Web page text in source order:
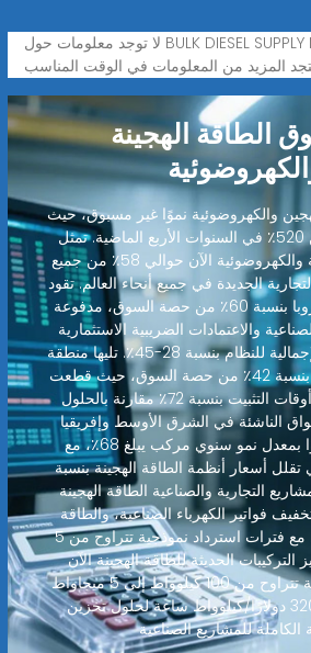
لا توجد معلومات حول BULK DIESEL SUPPLY MMABATHO في الوقت
الطاقة الهجينة
والكهروضوئية نموًا غير مسبوق، حيث
زاد الطلب بأكثر من 520٪ في السنوات الأربع الماضية. تمثل
أنظمة الطاقة الهجينة والكهروضوئية الآن حوالي 58٪ من جميع
الجديدة في جميع أنحاء العالم. تقود
أمريكا الشمالية وأوروبا بنسبة 60٪ من حصة السوق، مدفوعة
والاعتمادات الضريبية الاستثمارية
التي تقلل التكاليف الإجمالية للنظام بنسبة 28-45٪. تليها منطقة
آسيا والمحيط الهادئ بنسبة 42٪ من حصة السوق، حيث قطعت
التصاميم المعيارية أوقات التثبيت بنسبة 72٪ مقارنة بالحلول
الناشئة في الشرق الأوسط وإفريقيا
أسرع المناطق نموًا بمعدل نمو سنوي مركب يبلغ 68٪، مع
تقلل أسعار أنظمة الطاقة الهجينة بنسبة
التجارية والصناعية الطاقة الهجينة
فواتير الكهرباء الصناعية، والطاقة
الاحتياطية للطوارئ، مع فترات استرداد نموذجية تتراوح من 5
التركيبات الحديثة للطاقة الهجينة الآن
بأنظمة متكاملة بسعة تتراوح من 100 كيلوواط إلى 5 ميجاواط
بتكاليف أقل من 320 دولارًا/كيلوواط ساعة لحلول تخزين